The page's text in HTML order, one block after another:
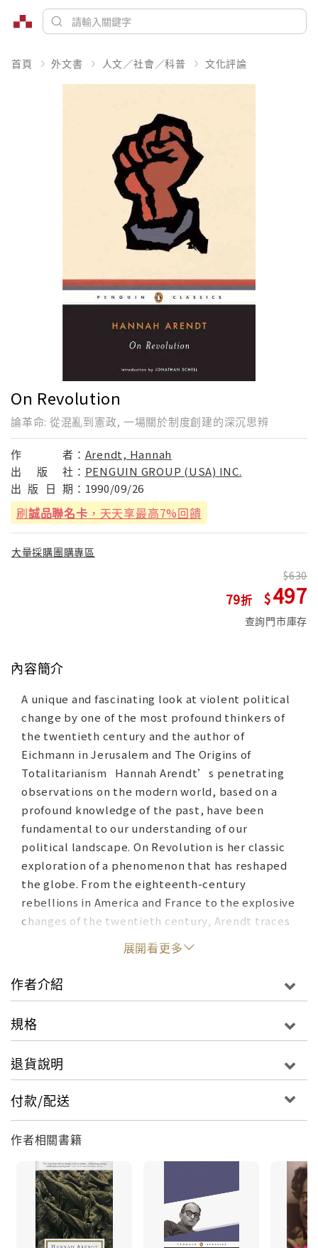
首頁 外文書 人文／社會／科普 文化評論
On Revolution
論革命: 從混亂到憲政, 一場關於制度創建的深沉思辨
作 者： Arendt, Hannah
出
版 社： PENGUIN GROUP (USA) INC.
出 版 日 期： 1990/09/26
刷誠品聯名卡 ，天天享最高7%回饋
大量採購團購專區
79
630
497
查詢門市庫存
內容簡介
A unique and fascinating look at violent political
change by one of the most profound thinkers of
the twentieth century and the author of
Eichmann in Jerusalem and The Origins of
Totalitarianism Hannah Arendt’s penetrating
observations on the modern world, based on a
profound knowledge of the past, have been
fundamental to our understanding of our
political landscape. On Revolution is her classic
exploration of a phenomenon that has reshaped
the globe. From the eighteenth-century
rebellions in America and France to the explosive
changes of the twentieth century, Arendt traces
the changing face of revolution and its
relationship to war while underscoring the
crucial role such events will play in the future.
Illuminating and prescient, this timeless work
forces that shape our tumultuous age.
展開看更多
作者介紹
規格
退貨說明
付款/配送
作者相關書籍